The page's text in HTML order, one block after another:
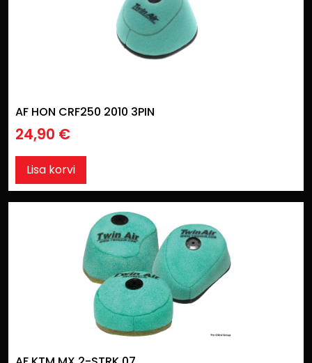
AF HON CRF250 2010 3PIN
24,90 €
Lisa korvi